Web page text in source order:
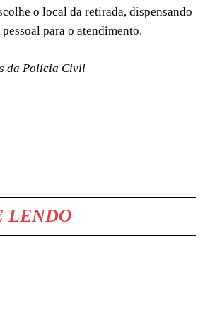
o local da retirada, dispensando
para o atendimento.
da Polícia Civil
LENDO